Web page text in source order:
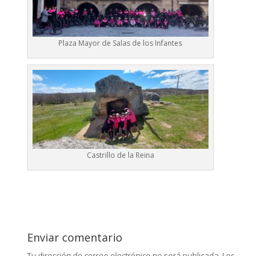
Plaza Mayor de Salas de los Infantes
Castrillo de la Reina
Enviar comentario